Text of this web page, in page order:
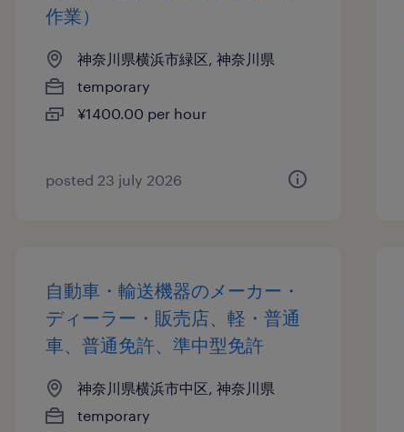
作業）
神奈川県横浜市緑区, 神奈川県
temporary
¥1400.00 per hour
posted 23 july 2026
自動車・輸送機器のメーカー・
ディーラー・販売店、軽・普通
車、普通免許、準中型免許
神奈川県横浜市中区, 神奈川県
temporary